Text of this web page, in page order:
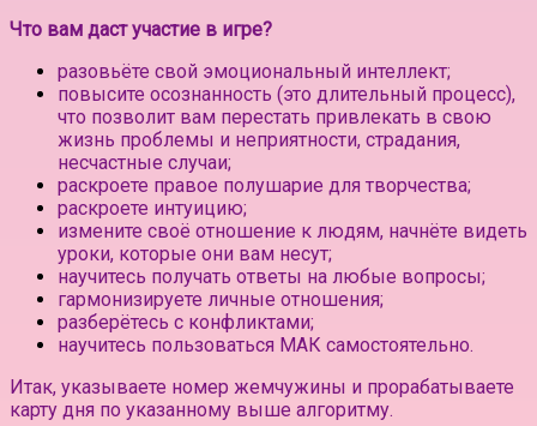
Что вам даст участие в игре?
разовьёте свой эмоциональный интеллект;
повысите осознанность (это длительный процесс),
что позволит вам перестать привлекать в свою
жизнь проблемы и неприятности, страдания,
несчастные случаи;
раскроете правое полушарие для творчества;
раскроете интуицию;
измените своё отношение к людям, начнёте видеть
уроки, которые они вам несут;
научитесь получать ответы на любые вопросы;
гармонизируете личные отношения;
разберётесь с конфликтами;
научитесь пользоваться МАК самостоятельно.
Итак, указываете номер жемчужины и прорабатываете
карту дня по указанному выше алгоритму.